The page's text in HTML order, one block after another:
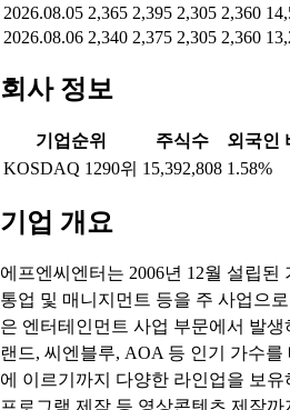
2026.08.05 2,365 2,395 2,305 2,360
2026.08.06 2,340 2,375 2,305 2,360
회사 정보
기업순위 주식수 외국인
KOSDAQ 1290위 15,392,808 1.58%
기업 개요
에프엔씨엔터는 2006년 12월 설립된
통업 및 매니지먼트 등을 주 사업으
은 엔터테인먼트 사업 부문에서 발
랜드, 씨엔블루, AOA 등 인기 가수
에 이르기까지 다양한 라인업을 보
프로그램 제작 등 영상콘텐츠 제작